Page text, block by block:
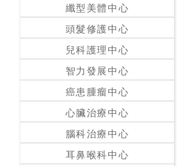
醫
醫
院
纖型美體中心
頭髮修護中心
兒科護理中心
智力發展中心
癌患腫瘤中心
心臟治療中心
腦科治療中心
耳鼻喉科中心